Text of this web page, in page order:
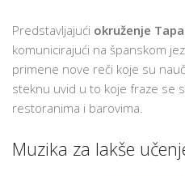
Predstavljajući okruženje
komunicirajući na španskom
primene nove reči koje su
steknu uvid u to koje fraze se
restoranima i barovima.
Muzika za lakše